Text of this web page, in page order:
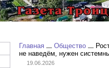
Главная Общество
не наведём, нужен
19.06.2026